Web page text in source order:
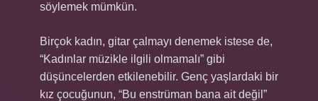
söylemek mümkün.
Birçok kadın, gitar çalmayı denemek istese de,
“Kadınlar müzikle ilgili olmamalı” gibi
düşüncelerden etkilenebilir. Genç yaşlardaki bir
kız çocuğunun, “Bu enstrüman bana ait değil”